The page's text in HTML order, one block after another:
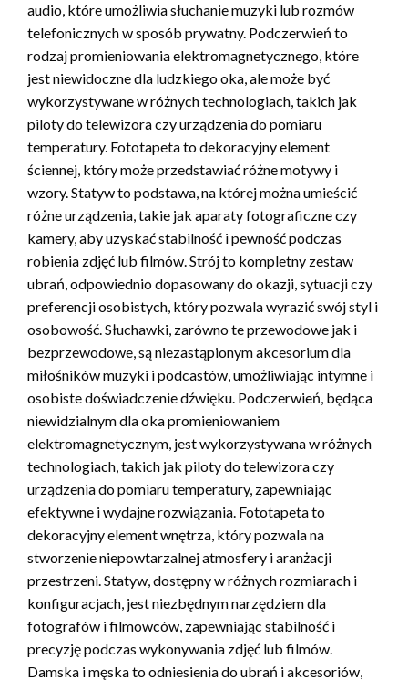
audio, które umożliwia słuchanie muzyki lub rozmów
telefonicznych w sposób prywatny. Podczerwień to
rodzaj promieniowania elektromagnetycznego, które
jest niewidoczne dla ludzkiego oka, ale może być
wykorzystywane w różnych technologiach, takich jak
piloty do telewizora czy urządzenia do pomiaru
temperatury. Fototapeta to dekoracyjny element
ściennej, który może przedstawiać różne motywy i
wzory. Statyw to podstawa, na której można umieścić
różne urządzenia, takie jak aparaty fotograficzne czy
kamery, aby uzyskać stabilność i pewność podczas
robienia zdjęć lub filmów. Strój to kompletny zestaw
ubrań, odpowiednio dopasowany do okazji, sytuacji czy
preferencji osobistych, który pozwala wyrazić swój styl i
osobowość. Słuchawki, zarówno te przewodowe jak i
bezprzewodowe, są niezastąpionym akcesorium dla
miłośników muzyki i podcastów, umożliwiając intymne i
osobiste doświadczenie dźwięku. Podczerwień, będąca
niewidzialnym dla oka promieniowaniem
elektromagnetycznym, jest wykorzystywana w różnych
technologiach, takich jak piloty do telewizora czy
urządzenia do pomiaru temperatury, zapewniając
efektywne i wydajne rozwiązania. Fototapeta to
dekoracyjny element wnętrza, który pozwala na
stworzenie niepowtarzalnej atmosfery i aranżacji
przestrzeni. Statyw, dostępny w różnych rozmiarach i
konfiguracjach, jest niezbędnym narzędziem dla
fotografów i filmowców, zapewniając stabilność i
precyzję podczas wykonywania zdjęć lub filmów.
Damska i męska to odniesienia do ubrań i akcesoriów,